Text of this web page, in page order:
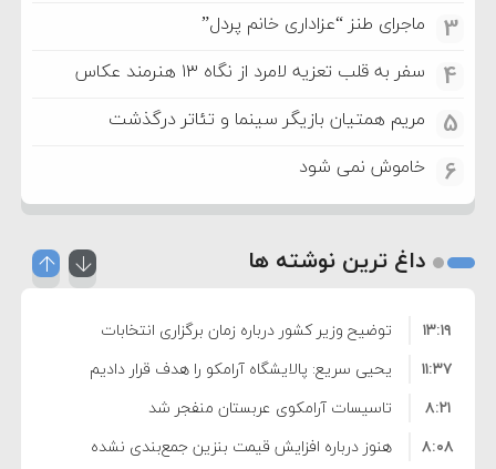
3 ماجرای طنز “عزاداری خانم پردل”
4 سفر به قلب تعزیه لامرد از نگاه ۱۳ هنرمند عکاس
5 مریم همتیان بازیگر سینما و تئاتر درگذشت
6 خاموش نمی شود
داغ ترین نوشته ها
توضیح وزیر کشور درباره زمان برگزاری انتخابات
شوراها
۱۳:۱۹
یحیی سریع: پالایشگاه آرامکو را هدف قرار دادیم
۱۱:۳۷
تاسیسات آرامکوی عربستان منفجر شد
۸:۲۱
هنوز درباره افزایش قیمت بنزین جمع‌بندی نشده
۸:۰۸